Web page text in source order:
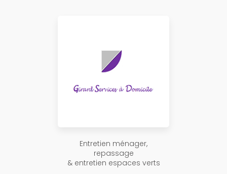
Entretien ménager,
repassage
& entretien espaces verts